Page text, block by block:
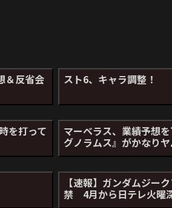
＆反省会 スト6、キャラ調整！
を打って マーベラス、業績予想
グノラムス』がかなり
【速報】ガンダムジー
禁 4月から日テレ火曜